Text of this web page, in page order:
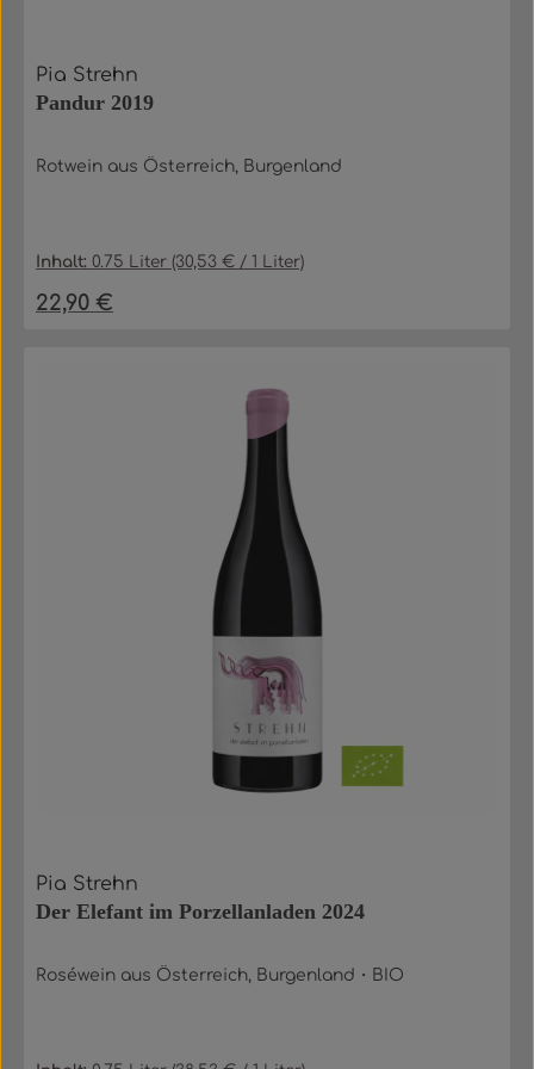
Pia Strehn
Pandur 2019
Rotwein aus Österreich, Burgenland
Inhalt:0.75 Liter (30,53 € / 1 Liter)
Regulärer Preis:
22,90 €
Pia Strehn
Der Elefant im Porzellanladen 2024
Roséwein aus Österreich, Burgenland・BIO